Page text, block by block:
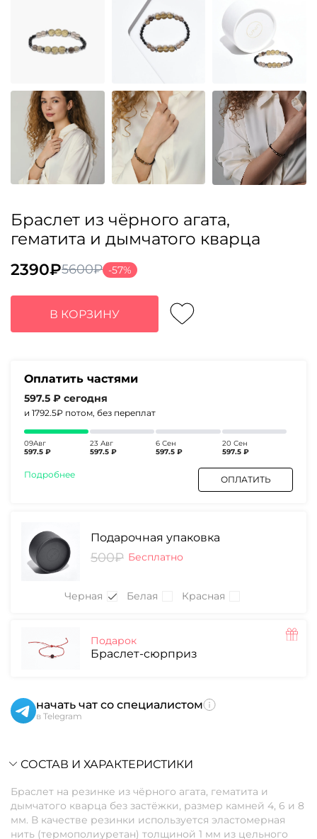
Браслет из чёрного агата,
гематита и дымчатого кварца
5600₽
Первоначальная
цена
составляла
5600₽.
2390₽
Текущая
цена:
2390₽.
-57%
В КОРЗИНУ
Оплатить частями
597.5 ₽ сегодня
и 1792.5₽ потом, без переплат
09Авг
597.5 ₽
23 Авг
597.5 ₽
6 Сен
597.5 ₽
20 Сен
597.5 ₽
Подробнее ОПЛАТИТЬ
Подарочная упаковка
500₽ Бесплатно
Черная Белая Красная
Подарок
Браслет-сюрприз
начать чат со специалистом
в Telegram
СОСТАВ И ХАРАКТЕРИСТИКИ
Браслет на резинке из чёрного агата, гематита и
дымчатого кварца без застёжки, размер камней 4, 6 и 8
мм. В качестве резинки используется эластомерная
нить (термополиуретан) толщиной 1 мм из цельного